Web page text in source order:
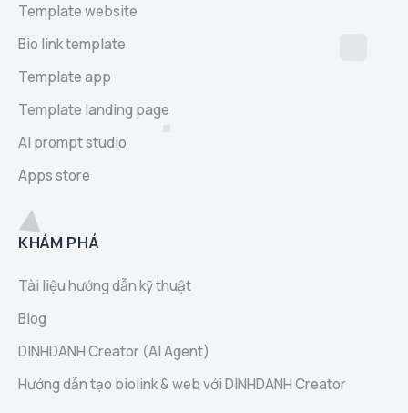
Template website
Bio link template
Template app
Template landing page
AI prompt studio
Apps store
KHÁM PHÁ
Tài liệu hướng dẫn kỹ thuật
Blog
DINHDANH Creator (AI Agent)
Hướng dẫn tạo biolink & web với DINHDANH Creator